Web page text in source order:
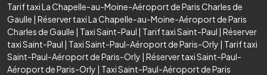
Tarif taxi La Chapelle-au-Moine-Aéroport de Paris Charles de
Gaulle | Réserver taxi La Chapelle-au-Moine-Aéroport de Paris
Charles de Gaulle | Taxi Saint-Paul | Tarif taxi Saint-Paul | Réserver
taxi Saint-Paul | Taxi Saint-Paul-Aéroport de Paris-Orly | Tarif taxi
Saint-Paul-Aéroport de Paris-Orly | Réserver taxi Saint-Paul-
Aéroport de Paris-Orly | Taxi Saint-Paul-Aéroport de Paris